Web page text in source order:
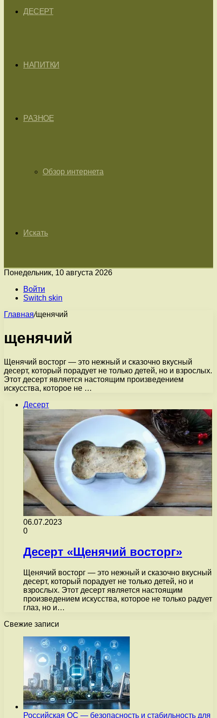
ДЕСЕРТ
НАПИТКИ
РАЗНОЕ
Обзор интернета
Искать
Понедельник, 10 августа 2026
Войти
Switch skin
Главная/щенячий
щенячий
Щенячий восторг — это нежный и сказочно вкусный
десерт, который порадует не только детей, но и взрослых.
Этот десерт является настоящим произведением
искусства, которое не …
Десерт
06.07.2023
0
Десерт «Щенячий восторг»
Щенячий восторг — это нежный и сказочно вкусный
десерт, который порадует не только детей, но и
взрослых. Этот десерт является настоящим
произведением искусства, которое не только радует
глаз, но и…
Свежие записи
Российская ОС — безопасность и стабильность для